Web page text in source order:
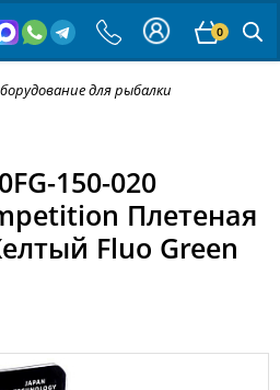
0
для рыбалки
150-020
Плетеная
Fluo Green